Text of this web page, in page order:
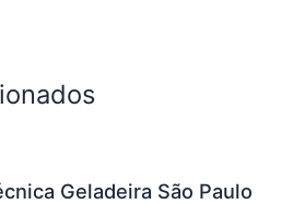
Geladeira São Paulo